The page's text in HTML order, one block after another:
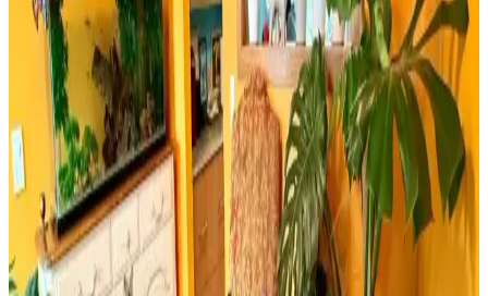
Bosch TSM6A011W ve Musullu kahve ve baharat öğütücüsü
arasındaki farklar, özellikler ve kullanıcı yorumlarıyla en uygun
seçimi yapmanıza yardımcı olur.
Retro Ahşap Poster Karşılaştırması: Dışarıdan Stres
Getirmek Yasaktır ve Edebiyat Sokağı Setleri
İki farklı retro ahşap poster ürününü karşılaştırıyoruz. Dışarıdan stres
getirmek yasaktır yazılı poster ve edebiyat temalı setler, kalite ve
kullanım açısından detaylı analizlerle ev dekorasyonunuza yeni bir
soluk getiriyor.
Milwaukee Alüminyum Şerit Metre 8mt 25mm
Dayanıklı ve Hassas Profesyonel Ölçüm Aracı